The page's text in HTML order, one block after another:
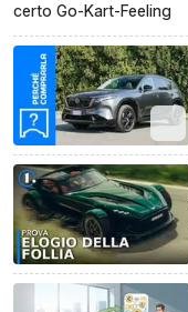
certo Go-Kart-Feeling